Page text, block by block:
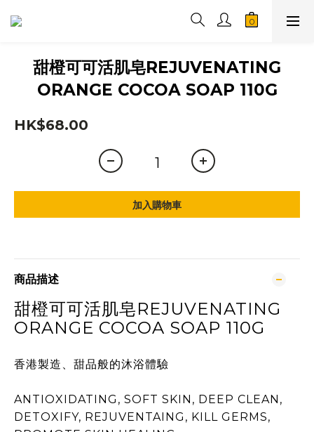
甜橙可可活肌皂REJUVENATING
ORANGE COCOA SOAP 110G
HK$68.00
加入購物車
商品描述
甜橙可可活肌皂REJUVENATING
ORANGE COCOA SOAP 110G
香港製造、甜品般的沐浴體驗
ANTIOXIDATING, SOFT SKIN, DEEP CLEAN,
DETOXIFY, REJUVENTAING, KILL GERMS,